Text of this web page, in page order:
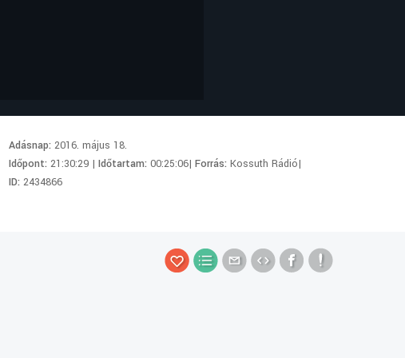
Adásnap:2016. május 18.
Időpont:21:30:29 |Időtartam:00:25:06|Forrás:Kossuth Rádió|
ID:2434866